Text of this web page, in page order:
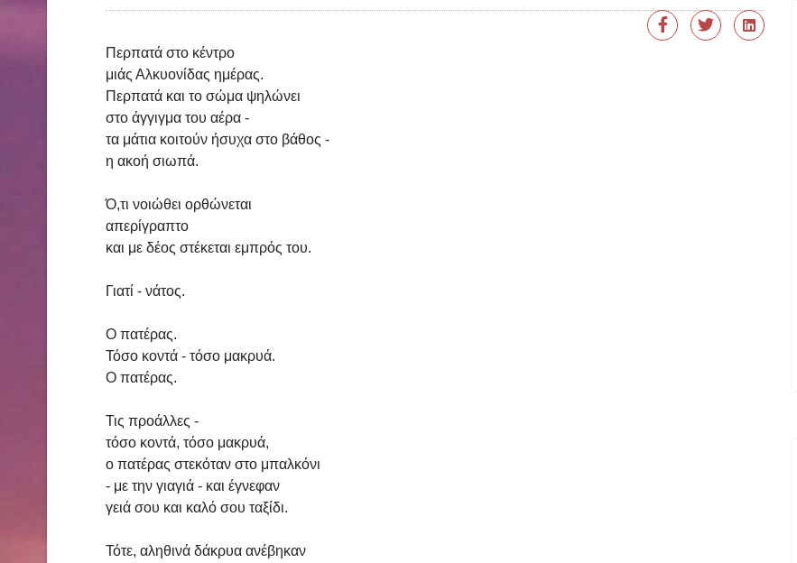
Περπατά στο κέντρο
μιάς Αλκυονίδας ημέρας.
Περπατά και το σώμα ψηλώνει
στο άγγιγμα του αέρα -
τα μάτια κοιτούν ήσυχα στο βάθος -
η ακοή σιωπά.
Ό,τι νοιώθει ορθώνεται
απερίγραπτο
και με δέος στέκεται εμπρός του.
Γιατί - νάτος.
Ο πατέρας.
Τόσο κοντά - τόσο μακρυά.
Ο πατέρας.
Τις προάλλες -
τόσο κοντά, τόσο μακρυά,
ο πατέρας στεκόταν στο μπαλκόνι
- με την γιαγιά - και έγνεφαν
γειά σου και καλό σου ταξίδι.
Τότε, αληθινά δάκρυα ανέβηκαν